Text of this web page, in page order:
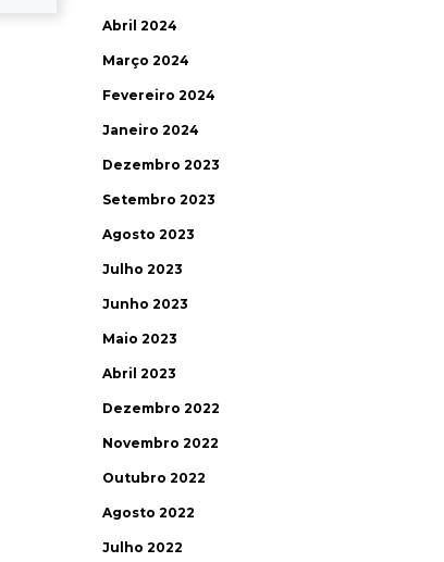
Abril 2024
Março 2024
Fevereiro 2024
Janeiro 2024
Dezembro 2023
Setembro 2023
Agosto 2023
Julho 2023
Junho 2023
Maio 2023
Abril 2023
Dezembro 2022
Novembro 2022
Outubro 2022
Agosto 2022
Julho 2022